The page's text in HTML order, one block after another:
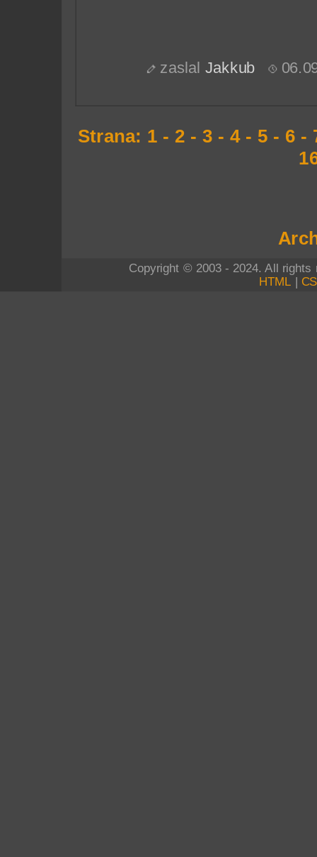
zaslal Jakkub
Strana: 1 - 2 - 3 - 4- 5 - 6 -
Copyright © 2003 - 2024. All
HTML |